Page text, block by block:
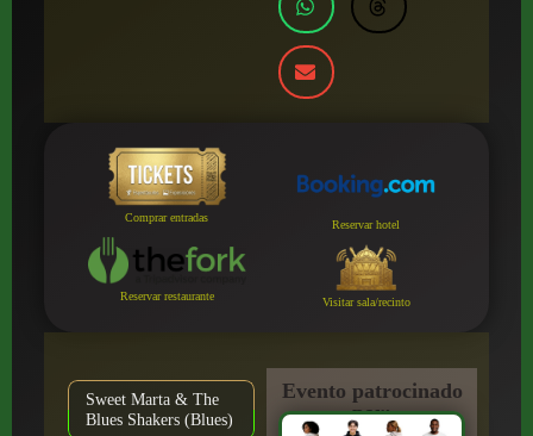
Comprar entradas
Reservar hotel
Reservar restaurante Visitar sala/recinto
Sweet Marta & The
Blues Shakers (Blues)
Evento patrocinado
por: